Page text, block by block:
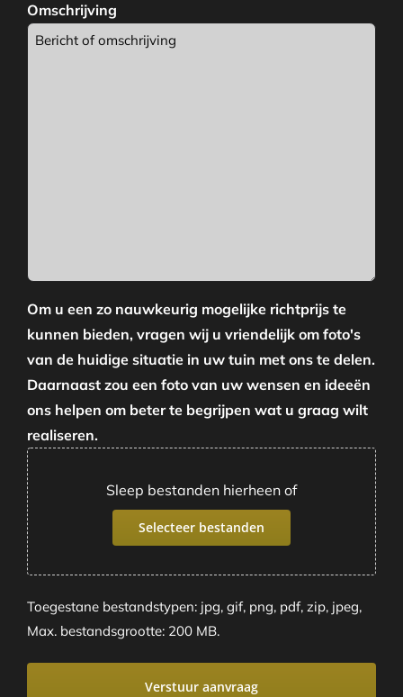
Omschrijving
Om u een zo nauwkeurig mogelijke richtprijs te
kunnen bieden, vragen wij u vriendelijk om foto's
van de huidige situatie in uw tuin met ons te delen.
Daarnaast zou een foto van uw wensen en ideeën
ons helpen om beter te begrijpen wat u graag wilt
realiseren.
Sleep bestanden hierheen of
Selecteer bestanden
Toegestane bestandstypen: jpg, gif, png, pdf, zip, jpeg,
Max. bestandsgrootte: 200 MB.